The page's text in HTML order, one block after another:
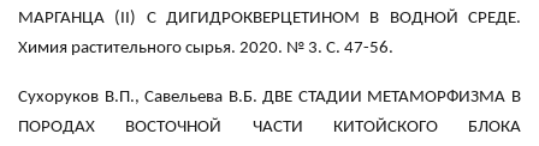
МАРГАНЦА (II) С ДИГИДРОКВЕРЦЕТИНОМ В ВОДНОЙ СРЕДЕ.
Химия растительного сырья. 2020. № 3. С. 47-56.
Сухоруков В.П., Савельева В.Б. ДВЕ СТАДИИ МЕТАМОРФИЗМА В
ПОРОДАХ ВОСТОЧНОЙ ЧАСТИ КИТОЙСКОГО БЛОКА